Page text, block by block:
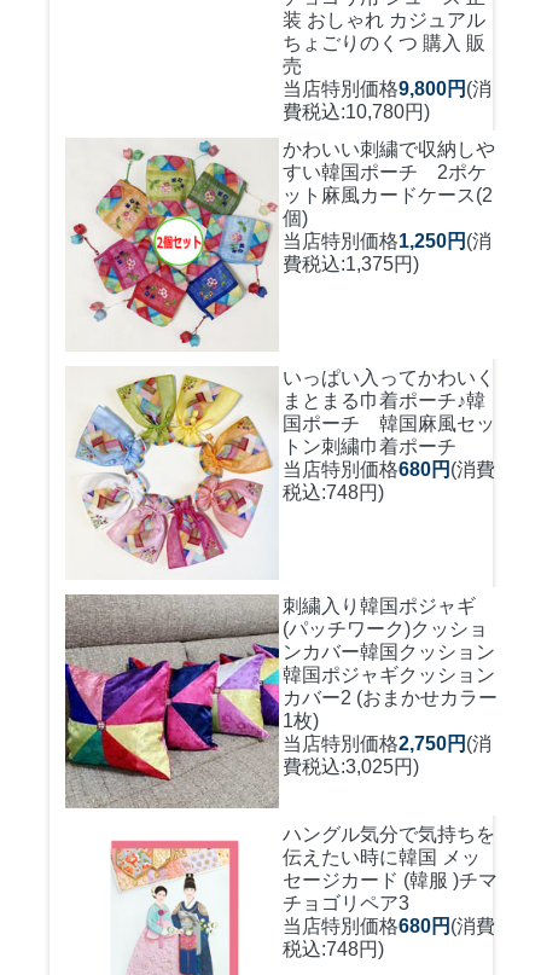
装 おしゃれ カジュアル
ちょごりのくつ 購入 販
売
当店特別価格9,800円 (消
費税込:10,780円)
かわいい刺繍で収納しや
すい韓国ポーチ 2ポケ
ット麻風カードケース(2
個)
当店特別価格1,250円 (消
費税込:1,375円)
いっぱい入ってかわいく
まとまる巾着ポーチ♪韓
国ポーチ 韓国麻風セッ
トン刺繍巾着ポーチ
当店特別価格680円 (消費
税込:748円)
刺繍入り韓国ポジャギ
(パッチワーク)クッショ
ンカバー韓国クッション
韓国ポジャギクッション
カバー2 (おまかせカラー
1枚)
当店特別価格2,750円 (消
費税込:3,025円)
ハングル気分で気持ちを
伝えたい時に韓国 メッ
セージカード (韓服 )チマ
チョゴリペア3
当店特別価格680円 (消費
税込:748円)